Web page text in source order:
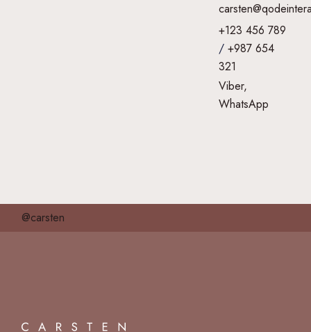
+123 456 789
/ +987 654
321
Viber,
WhatsApp
@carsten